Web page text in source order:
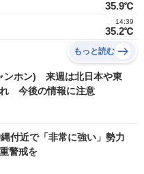
35.9℃
35.2℃
14:39
もっと読む
ンホン) 来週は北日本や東
れ 今後の情報に注意
付近で「非常に強い」勢力
警戒を